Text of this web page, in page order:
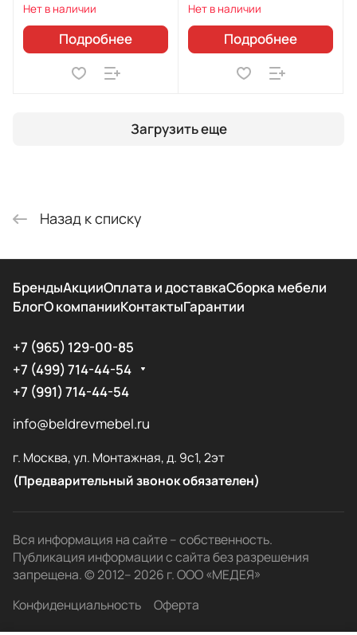
Нет в наличии
Подробнее
Нет в наличии
Подробнее
Загрузить еще
Назад к списку
БрендыАкцииОплата и доставкаСборка мебели
БлогО компанииКонтактыГарантии
+7 (965) 129-00-85
+7 (499) 714-44-54
+7 (991) 714-44-54
info@beldrevmebel.ru
г. Москва, ул. Монтажная, д. 9с1, 2эт
(Предварительный звонок обязателен)
Вся информация на сайте – собственность.
Публикация информации с сайта без разрешения
запрещена. © 2012– 2026 г. ООО «МЕДЕЯ»
Конфиденциальность
Оферта